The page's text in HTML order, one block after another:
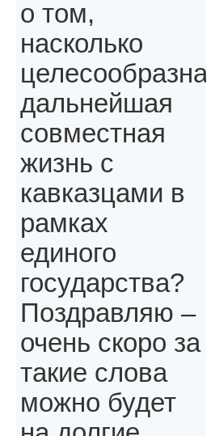
о том,
насколько
целесообразна
дальнейшая
совместная
жизнь с
кавказцами в
рамках
единого
государства?
Поздравляю –
очень скоро за
такие слова
можно будет